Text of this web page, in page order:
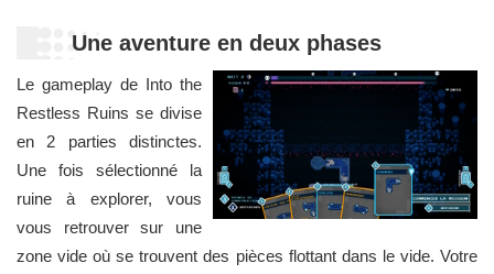
Une aventure en deux phases
Le gameplay de Into the
Restless Ruins se divise
en 2 parties distinctes.
Une fois sélectionné la
ruine à explorer, vous
vous retrouver sur une
zone vide où se trouvent des pièces flottant dans le vide. Votre